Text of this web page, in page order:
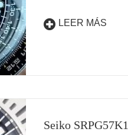
LEER MÁS
Seiko